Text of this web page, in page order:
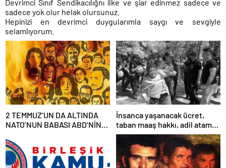
Devrimci Sınıf Sendikacılığnı ilke ve şiar edinmez sadece ve
sadece yok olur helak olursunuz.
Hepinizi en devrimci duygularımla saygı ve sevgiyle
selamlıyorum.
2 TEMMUZ’UN DA ALTINDA
NATO’NUN BABASI ABD’NİN
İnsanca yaşanacak ücret,
taban maaş hakkı, adil atama
sistemi, laik, bilimsel,
demokratik, parasız bir eğitim
sistemi sağlanana dek
mücadelemizi sürdüreceğiz.